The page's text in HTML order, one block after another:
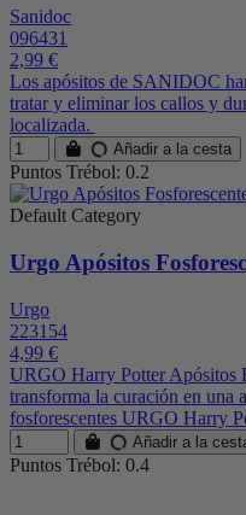
Sanidoc
096431
2,99 €
Los apósitos de SANIDOC
tratar y eliminar los callos y
localizada.
Añadir a la cesta
Puntos Trébol: 0.2
Default Category
Urgo Apósitos
Urgo
223154
4,99 €
URGO Harry Potter Apósitos
transforma la curación en una
fosforescentes URGO Harry
Añadir a la
Puntos Trébol: 0.4